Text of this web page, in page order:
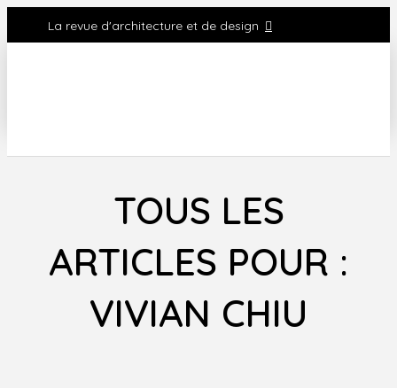
La revue d'architecture et de design
TOUS LES
ARTICLES POUR :
VIVIAN CHIU